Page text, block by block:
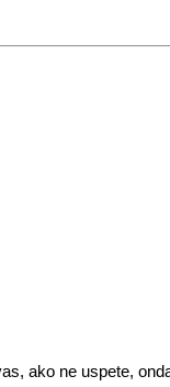
ako ne uspete,